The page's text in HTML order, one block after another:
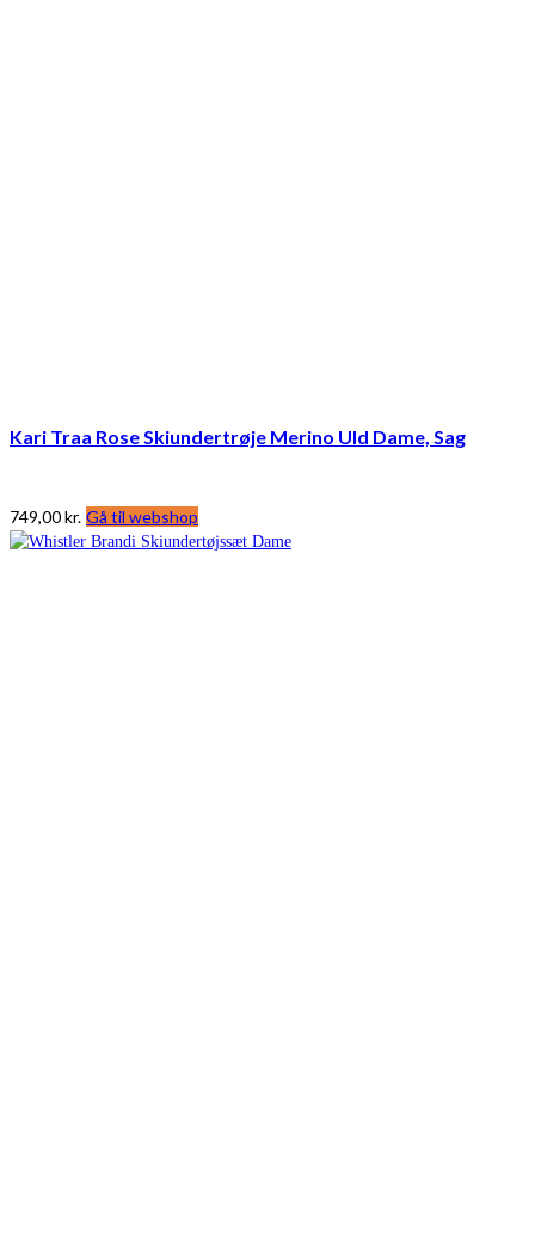
Kari Traa Rose Skiundertrøje Merino Uld Dame, Sag
749,00kr. Gå til webshop